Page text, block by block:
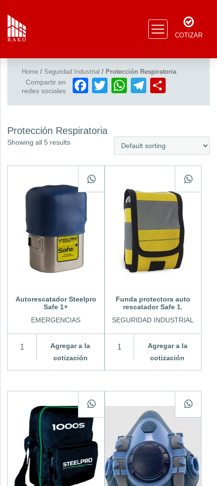
COTIZAR
Home / Seguridad Industrial / Protección Respiratoria
Compartir en
redes sociales
Facebook
TwitterWhatsApp
Telegram
Protección Respiratoria
Showing all 5 results
Autorescatador Steelpro
Safe 1+
EMERGENCIAS
Agregar a la
cotización
Funda protectora auto
rescatador Safe 1.
SEGURIDAD INDUSTRIAL
Agregar a la
cotización